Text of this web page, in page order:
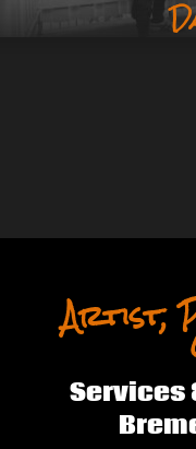
Artist,
Services